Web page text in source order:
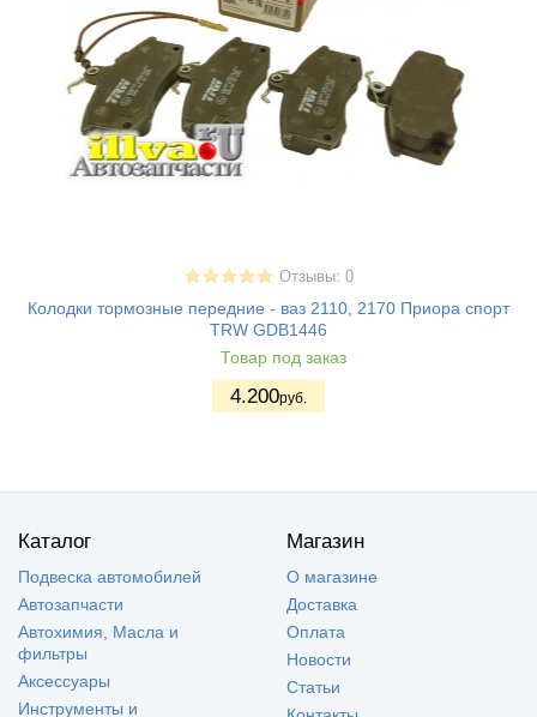
Отзывы: 0
Колодки тормозные передние - ваз 2110, 2170 Приора спорт
TRW GDB1446
Товар под заказ
4.200руб.
Каталог
Подвеска автомобилей
Автозапчасти
Автохимия, Масла и
фильтры
Аксессуары
Инструменты и
Магазин
О магазине
Доставка
Оплата
Новости
Статьи